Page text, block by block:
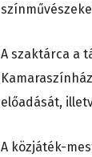
A szaktárca a
előadását,
A közjáték-